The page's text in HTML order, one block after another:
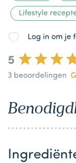
Lifestyle
Log in om je
5
3 beoordelingen